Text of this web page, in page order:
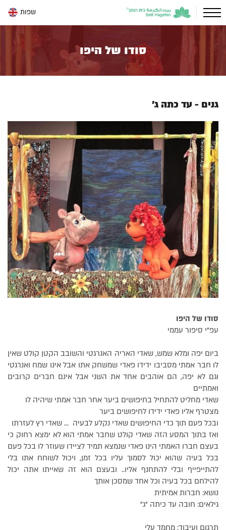
שפות
סודו של היפו
גנים - עד כתה ג'
סודו של היפו
עפ"י סיפור עממי
ביום יפה ומלא שמש, שאדי האריה האנרגטי והשובב הקטן קולט שאין
לו חבר אמתי מסביבו ידידו פאדי שמשחק אתו אבל אינו שמח ואנרגטי
וגם לא יפה, הם אוהבים אחד את השני אבל אינם חברים קרובים
ואמתיים
שאדי מחליט להתחיל בחיפושים ביער אחר חבר אמתי שיהיה לו
מצטרף אליו פאדי ידידו לחיפושים ביער
ובכל פעם תוך כדי החיפושים שאדי נקלע לבעיה ... שאדי רץ לעזרתו
ואז בתוך המסע הזה שאדי קולט שחבר אמתי הוא לא ימצא רחוק כי
בעצם חברו האמתי הינו פאדי שנמצא תמיד לציידו שעוזר לו בכל פעם
בכל בעיה שהוא יכול לסמוך עליו בכל זמן, ויכול לשוחח אתו בלי
להתייפייף ובלי להתחנף אליו.. ובעצם הוא זה שאייתו אתה יכול
להילחם בכל בעיה וכל אחד שמסכן אותך
נושא: חברות אמיתית
גילאים: חובה עד כיתה "ג"
תרגום ועיבוד: מחמד עלי